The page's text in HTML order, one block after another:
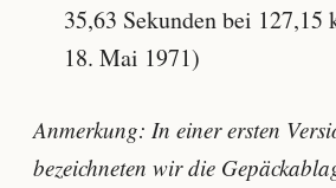
35,63 Sekunden bei 127,15
18. Mai 1971)
Anmerkung: In einer ersten
bezeichneten wir die